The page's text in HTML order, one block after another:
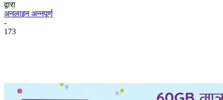
द्वारा
अनलाइन अन्नपूर्ण
-
173